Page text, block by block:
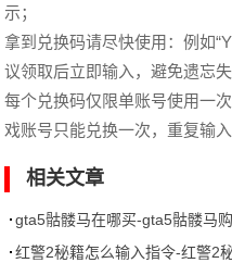
示；
拿到兑换码请尽快使用：例如
议领取后立即输入，避免遗忘失
每个兑换码仅限单账号使用一
戏账号只能兑换一次，重复输入
相关文章
gta5骷髅马在哪买-gta5骷髅马
红警2秘籍怎么输入指令-红警2